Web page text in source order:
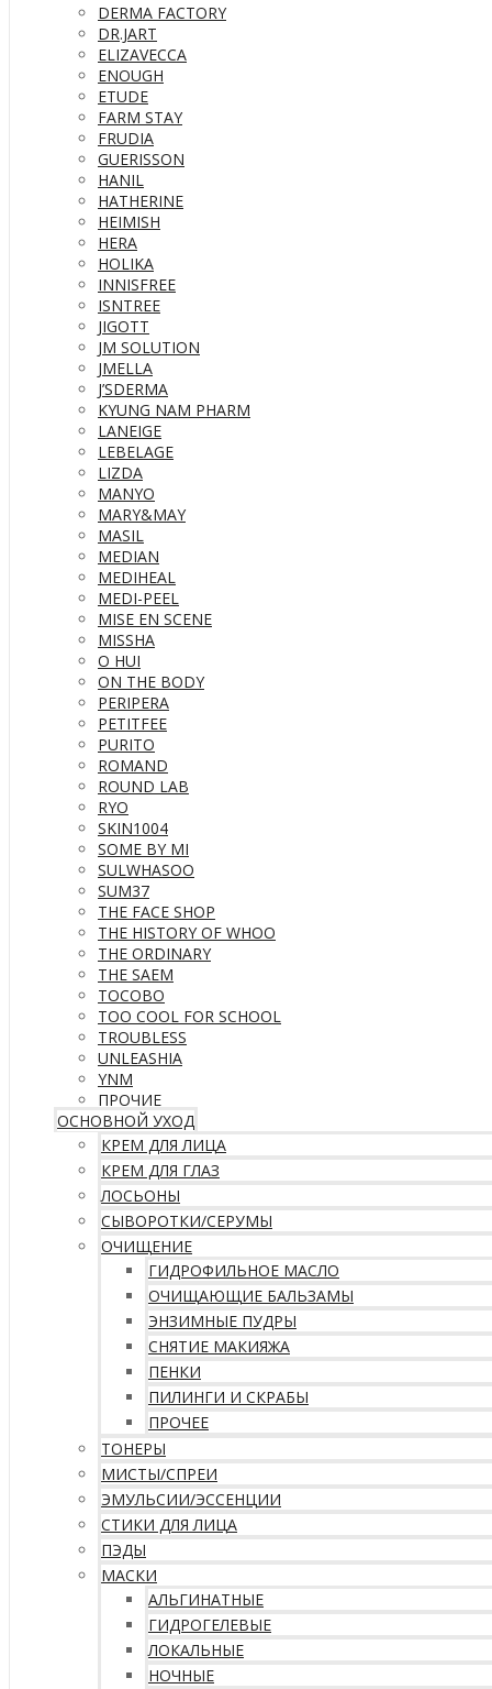
DERMA FACTORY
DR.JART
ELIZAVECCA
ENOUGH
ETUDE
FARM STAY
FRUDIA
GUERISSON
HANIL
HATHERINE
HEIMISH
HERA
HOLIKA
INNISFREE
ISNTREE
JIGOTT
JM SOLUTION
JMELLA
J’SDERMA
KYUNG NAM PHARM
LANEIGE
LEBELAGE
LIZDA
MANYO
MARY&MAY
MASIL
MEDIAN
MEDIHEAL
MEDI-PEEL
MISE EN SCENE
MISSHA
O HUI
ON THE BODY
PERIPERA
PETITFEE
PURITO
ROMAND
ROUND LAB
RYO
SKIN1004
SOME BY MI
SULWHASOO
SUM37
THE FACE SHOP
THE HISTORY OF WHOO
THE ORDINARY
THE SAEM
TOCOBO
TOO COOL FOR SCHOOL
TROUBLESS
UNLEASHIA
YNM
ПРОЧИЕ
ОСНОВНОЙ УХОД
КРЕМ ДЛЯ ЛИЦА
КРЕМ ДЛЯ ГЛАЗ
ЛОСЬОНЫ
СЫВОРОТКИ/СЕРУМЫ
ОЧИЩЕНИЕ
ГИДРОФИЛЬНОЕ МАСЛО
ОЧИЩАЮЩИЕ БАЛЬЗАМЫ
ЭНЗИМНЫЕ ПУДРЫ
СНЯТИЕ МАКИЯЖА
ПЕНКИ
ПИЛИНГИ И СКРАБЫ
ПРОЧЕЕ
ТОНЕРЫ
МИСТЫ/СПРЕИ
ЭМУЛЬСИИ/ЭССЕНЦИИ
СТИКИ ДЛЯ ЛИЦА
ПЭДЫ
МАСКИ
АЛЬГИНАТНЫЕ
ГИДРОГЕЛЕВЫЕ
ЛОКАЛЬНЫЕ
НОЧНЫЕ